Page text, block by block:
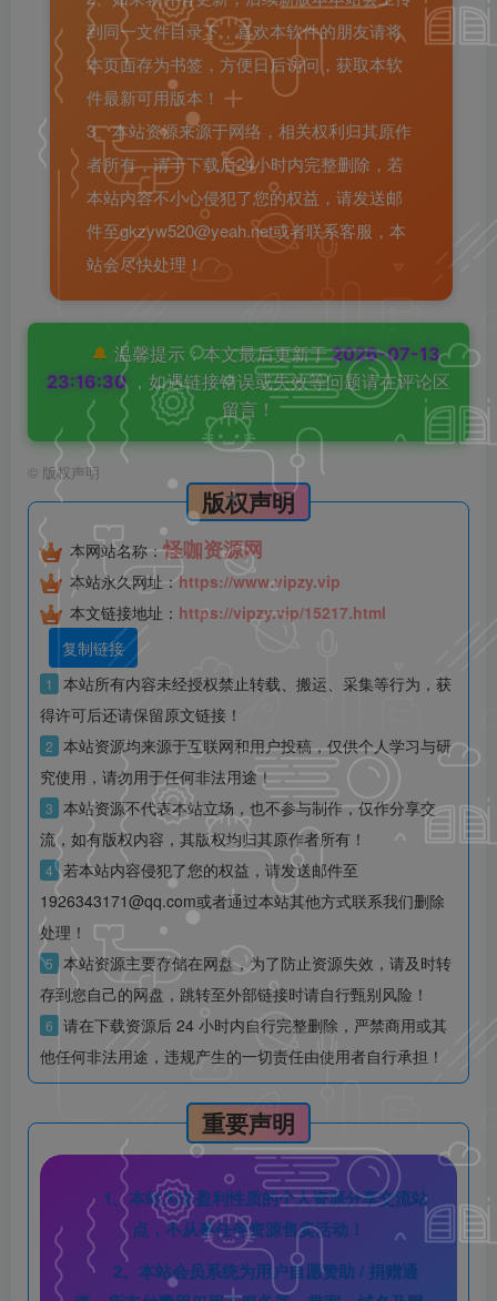
到同一文件目录下，喜欢本软件的朋友请将
本页面存为书签，方便日后访问，获取本软
件最新可用版本！
3、本站资源来源于网络，相关权利归其原作
者所有，请于下载后24小时内完整删除，若
本站内容不小心侵犯了您的权益，请发送邮
件至gkzyw520@yeah.net或者联系客服，本
站会尽快处理！
🔔 温馨提示：本文最后更新于 2026-07-13
23:16:30 ，如遇链接错误或失效等问题请在评论区
留言！
© 版权声明
版权声明
本网站名称：怪咖资源网
本站永久网址： https://www.vipzy.vip
本文链接地址： https://vipzy.vip/15217.html
复制链接
1
本站所有内容未经授权禁止转载、搬运、采集等行为，获
得许可后还请保留原文链接！
2 本站资源均来源于互联网和用户投稿，仅供个人学习与研
究使用，请勿用于任何非法用途！
3 本站资源不代表本站立场，也不参与制作，仅作分享交
流，如有版权内容，其版权均归其原作者所有！
4 若本站内容侵犯了您的权益，请发送邮件至
1926343171@qq.com或者通过本站其他方式联系我们删除
处理！
5 本站资源主要存储在网盘，为了防止资源失效，请及时转
存到您自己的网盘，跳转至外部链接时请自行甄别风险！
6 请在下载资源后 24 小时内自行完整删除，严禁商用或其
他任何非法用途，违规产生的一切责任由使用者自行承担！
重要声明
1、本站为非盈利性质的个人资源分享交流站
点，不从事任何资源售卖活动！
2、本站会员系统为用户自愿赞助 / 捐赠通